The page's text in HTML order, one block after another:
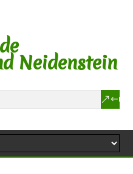
Neidenstein